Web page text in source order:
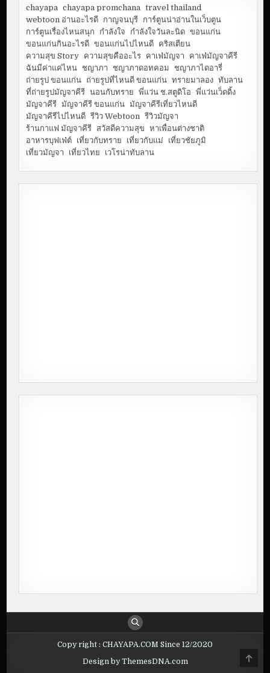
chayapa chayapa promchana
travel thailand
webtoon อ่านอะไรดี กาญจนบุรี การ์ตูนน่าอ่านในเว็บตูน
การ์ตูนเรื่องไหนสนุก
กำลังใจ กำลังใจวันละนิด ขอนแก่น
ขอนแก่นกินอะไรดี ขอนแก่นไปไหนดี คริสเตียน
ความสุข Story ความสุขคืออะไร คาเฟ่มัญจา
คาเฟ่มัญจาคีรี
ฉันมีค่าแค่ไหน ชญาภา ชญาภาดอทคอม
ชญาภาไดอารี่
ถ่ายรูป ขอนแก่น ถ่ายรูปที่ไหนดี ขอนแก่น ทรายมาลอง ทับลาน
ที่ถ่ายรูปมัญจาคีรี นอนกับทราย พี่แว่น ช.สตูดิโอ
พี่แว่นเว็ดดิ้ง
มัญจาคีรี มัญจาคีรี ขอนแก่น มัญจาคีรีเที่ยวไหนดี
มัญจาคีรีไปไหนดี รีวิว Webtoon
รีวิวมัญจา
ร้านกาแฟ มัญจาคีรี สวัสดีความสุข
หาเพื่อนต่างชาติ
อาหารบุฟเฟ่ต์ เที่ยวกับทราย เที่ยวกับแม่
เที่ยวชัยภูมิ
เที่ยวมัญจา
เที่ยวไทย เวโรน่าทับลาน
Copy right : CHAYAPA.COM Since 12/2020
Design by ThemesDNA.com